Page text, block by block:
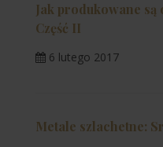
Jak produkowane są
Część II
6 lutego 2017
Metale szlachetne: